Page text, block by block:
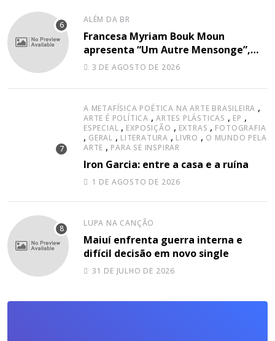
ALÉM DA BR
Francesa Myriam Bouk Moun
apresenta “Um Autre Mensonge”,
canção à capella
3 DE AGOSTO DE 2026
A METAFÍSICA POÉTICA NA ARTE BRASILEIRA ,
ARTE É POLÍTICA , ARTES PLÁSTICAS , EP ,
ESPECIAL , EXPOSIÇÃO , EXTRAS , FOTOGRAFIA
, GERAL , LITERATURA , LIVRO , O MUNDO PELA
ARTE , PARA SE INSPIRAR
Iron Garcia: entre a casa e a ruína
1 DE AGOSTO DE 2026
LUPA NA CANÇÃO
Maiuí enfrenta guerra interna e
difícil decisão em novo single
31 DE JULHO DE 2026